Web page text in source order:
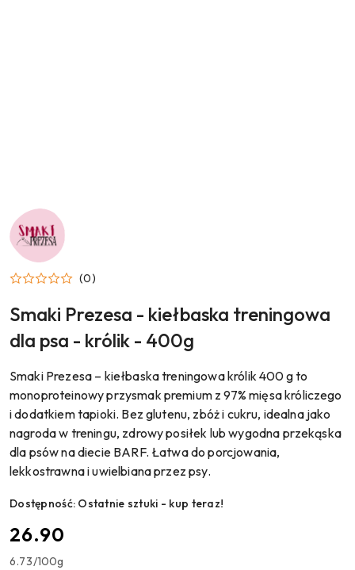
NAZWA
PRODUCENTA:
SMAKI
PREZESA
(0)
Smaki Prezesa - kiełbaska treningowa
dla psa - królik - 400g
Smaki Prezesa – kiełbaska treningowa królik 400 g to
monoproteinowy przysmak premium z 97% mięsa króliczego
i dodatkiem tapioki. Bez glutenu, zbóż i cukru, idealna jako
nagroda w treningu, zdrowy posiłek lub wygodna przekąska
dla psów na diecie BARF. Łatwa do porcjowania,
lekkostrawna i uwielbiana przez psy.
Dostępność: Ostatnie sztuki - kup teraz!
cena:
26.90
6.73/100g